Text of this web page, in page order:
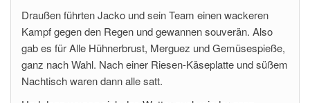
Draußen führten Jacko und sein Team einen wackeren
Kampf gegen den Regen und gewannen souverän. Also
gab es für Alle Hühnerbrust, Merguez und Gemüsespieße,
ganz nach Wahl. Nach einer Riesen-Käseplatte und süßem
Nachtisch waren dann alle satt.